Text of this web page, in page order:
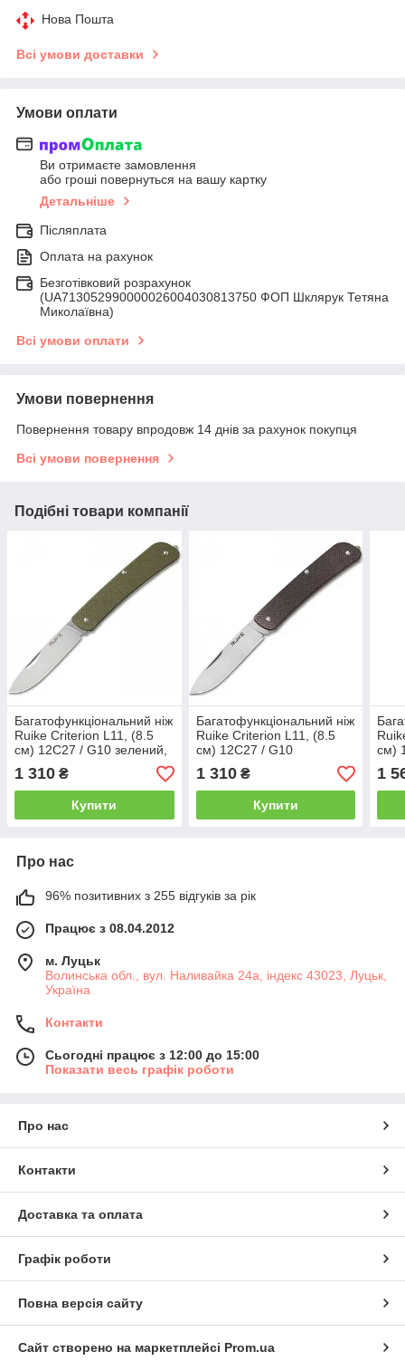
Нова Пошта
Всі умови доставки
Умови оплати
Ви отримаєте замовлення
або гроші повернуться на вашу картку
Детальніше
Післяплата
Оплата на рахунок
Безготівковий розрахунок
(UA713052990000026004030813750 ФОП Шклярук Тетяна
Миколаївна)
Всі умови оплати
Умови повернення
Повернення товару впродовж 14 днів за рахунок покупця
Всі умови повернення
Подібні товари компанії
Багатофункціональний ніж
Ruike Criterion L11, (8.5
см) 12C27 / G10 зелений,
1 310 ₴
Купити
Багатофункціональний ніж
Ruike Criterion L11, (8.5
см) 12C27 / G10
1 310₴
Купити
см)
1
Про нас
96% позитивних з 255 відгуків за рік
Працює з 08.04.2012
м. Луцьк
Волинська обл., вул. Наливайка 24а, індекс 43023, Луцьк,
Україна
Контакти
Сьогодні працює з 12:00 до 15:00
Показати весь графік роботи
Про нас
Контакти
Доставка та оплата
Графік роботи
Повна версія сайту
Сайт створено на маркетплейсі Prom.ua